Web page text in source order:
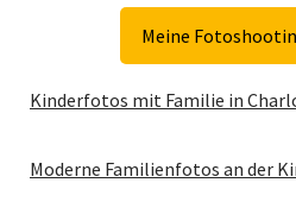
Meine
Kinderfotos mit Familie in
Moderne Familienfotos an der